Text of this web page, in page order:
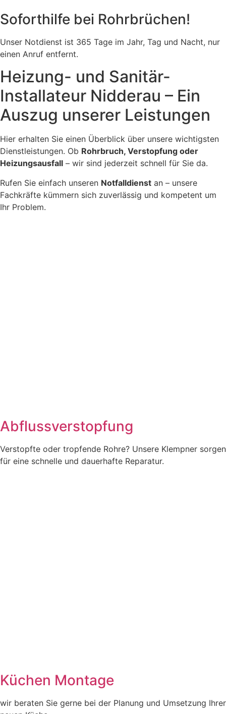
Soforthilfe bei Rohrbrüchen!
Unser Notdienst ist 365 Tage im Jahr, Tag und Nacht, nur
einen Anruf entfernt.
Heizung- und Sanitär-
Installateur Nidderau – Ein
Auszug unserer Leistungen
Hier erhalten Sie einen Überblick über unsere wichtigsten
Dienstleistungen. Ob Rohrbruch, Verstopfung oder
Heizungsausfall – wir sind jederzeit schnell für Sie da.
Rufen Sie einfach unseren Notfalldienst an – unsere
Fachkräfte kümmern sich zuverlässig und kompetent um
Ihr Problem.
Abflussverstopfung
Verstopfte oder tropfende Rohre? Unsere Klempner sorgen
für eine schnelle und dauerhafte Reparatur.
Küchen Montage
wir beraten Sie gerne bei der Planung und Umsetzung Ihrer